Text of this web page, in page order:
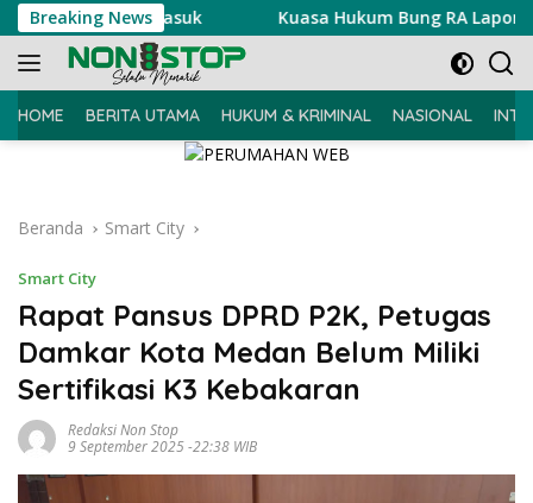
Langsung
ke
konten
Breaking News
Ujian Masuk Kuasa Hukum Bung RA Laporkan Akun
HOME BERITA UTAMA HUKUM & KRIMINAL NASIONAL
Beranda Smart City
Smart City
Rapat Pansus DPRD P2K, Petugas
Damkar Kota Medan Belum Miliki
Sertifikasi K3 Kebakaran
Redaksi Non Stop
9 September 2025 -22:38 WIB